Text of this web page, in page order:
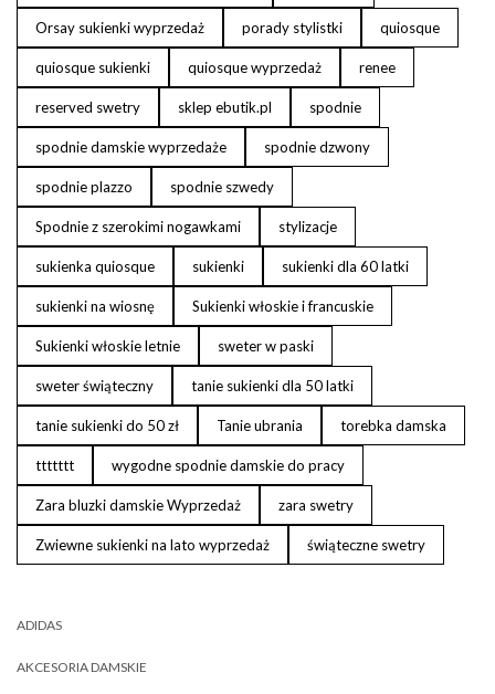
Orsay sukienki wyprzedaż porady stylistki quiosque
quiosque sukienki quiosque wyprzedaż renee
reserved swetry sklep ebutik.pl spodnie
spodnie damskie wyprzedaże spodnie dzwony
spodnie plazzo spodnie szwedy
Spodnie z szerokimi nogawkami stylizacje
sukienka quiosque sukienki sukienki dla 60 latki
sukienki na wiosnę Sukienki włoskie i francuskie
Sukienki włoskie letnie sweter w paski
sweter świąteczny tanie sukienki dla 50 latki
tanie sukienki do 50 zł Tanie ubrania torebka damska
ttttttt wygodne spodnie damskie do pracy
Zara bluzki damskie Wyprzedaż zara swetry
Zwiewne sukienki na lato wyprzedaż świąteczne swetry
ADIDAS
AKCESORIA DAMSKIE